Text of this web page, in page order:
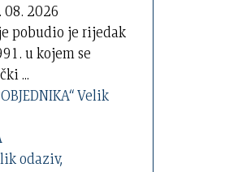
08. 2026
pobudio je rijedak
u kojem se
...
Velik